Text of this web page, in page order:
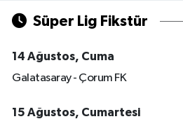
Süper Lig Fikstür
14 Ağustos, Cuma
Galatasaray - Çorum FK
15 Ağustos, Cumartesi